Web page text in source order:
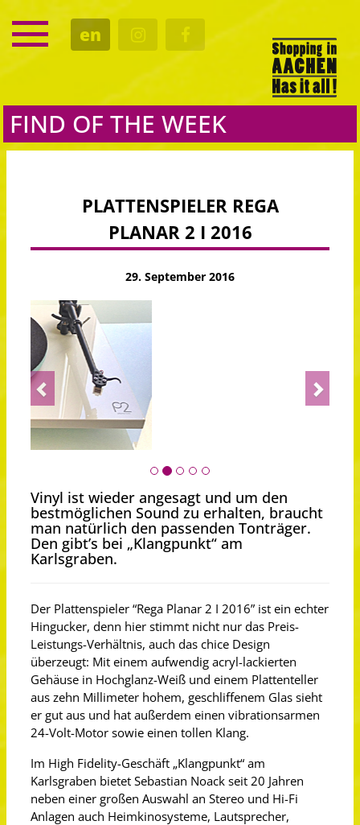
en
SERVICE
DATES
FIND OF THE WEEK
PLATTENSPIELER REGA
PLANAR 2 I 2016
29. September 2016
Previous Next
Vinyl ist wieder angesagt und um den
bestmöglichen Sound zu erhalten, braucht
man natürlich den passenden Tonträger.
Den gibt’s bei „Klangpunkt“ am
Karlsgraben.
Der Plattenspieler “Rega Planar 2 I 2016” ist ein echter
Hingucker, denn hier stimmt nicht nur das Preis-
Leistungs-Verhältnis, auch das chice Design
überzeugt: Mit einem aufwendig acryl-lackierten
Gehäuse in Hochglanz-Weiß und einem Plattenteller
aus zehn Millimeter hohem, geschliffenem Glas sieht
er gut aus und hat außerdem einen vibrationsarmen
24-Volt-Motor sowie einen tollen Klang.
Im High Fidelity-Geschäft „Klangpunkt“ am
Karlsgraben bietet Sebastian Noack seit 20 Jahren
neben einer großen Auswahl an Stereo und Hi-Fi
Anlagen auch Heimkinosysteme, Lautsprecher,